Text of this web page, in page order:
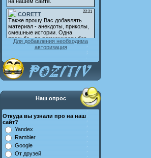
Для добавления необходима
авторизация
Наш опрос
Откуда вы узнали про на наш
сайт?
Yandex
Rambler
Google
От друзей